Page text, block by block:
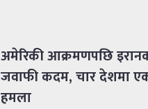
अमेरिकी आक्रमणपछि
जवाफी कदम, चार देशमा
हमला